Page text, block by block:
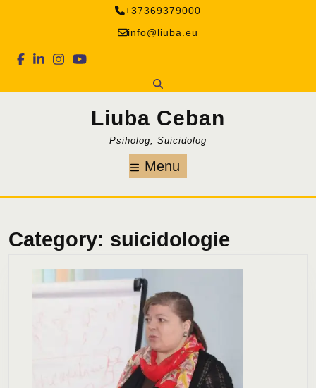
+37369379000
info@liuba.eu
Facebook
Linkedin
Instagram
Youtube
Liuba Ceban
Psiholog, Suicidolog
Menu
Category: suicidologie